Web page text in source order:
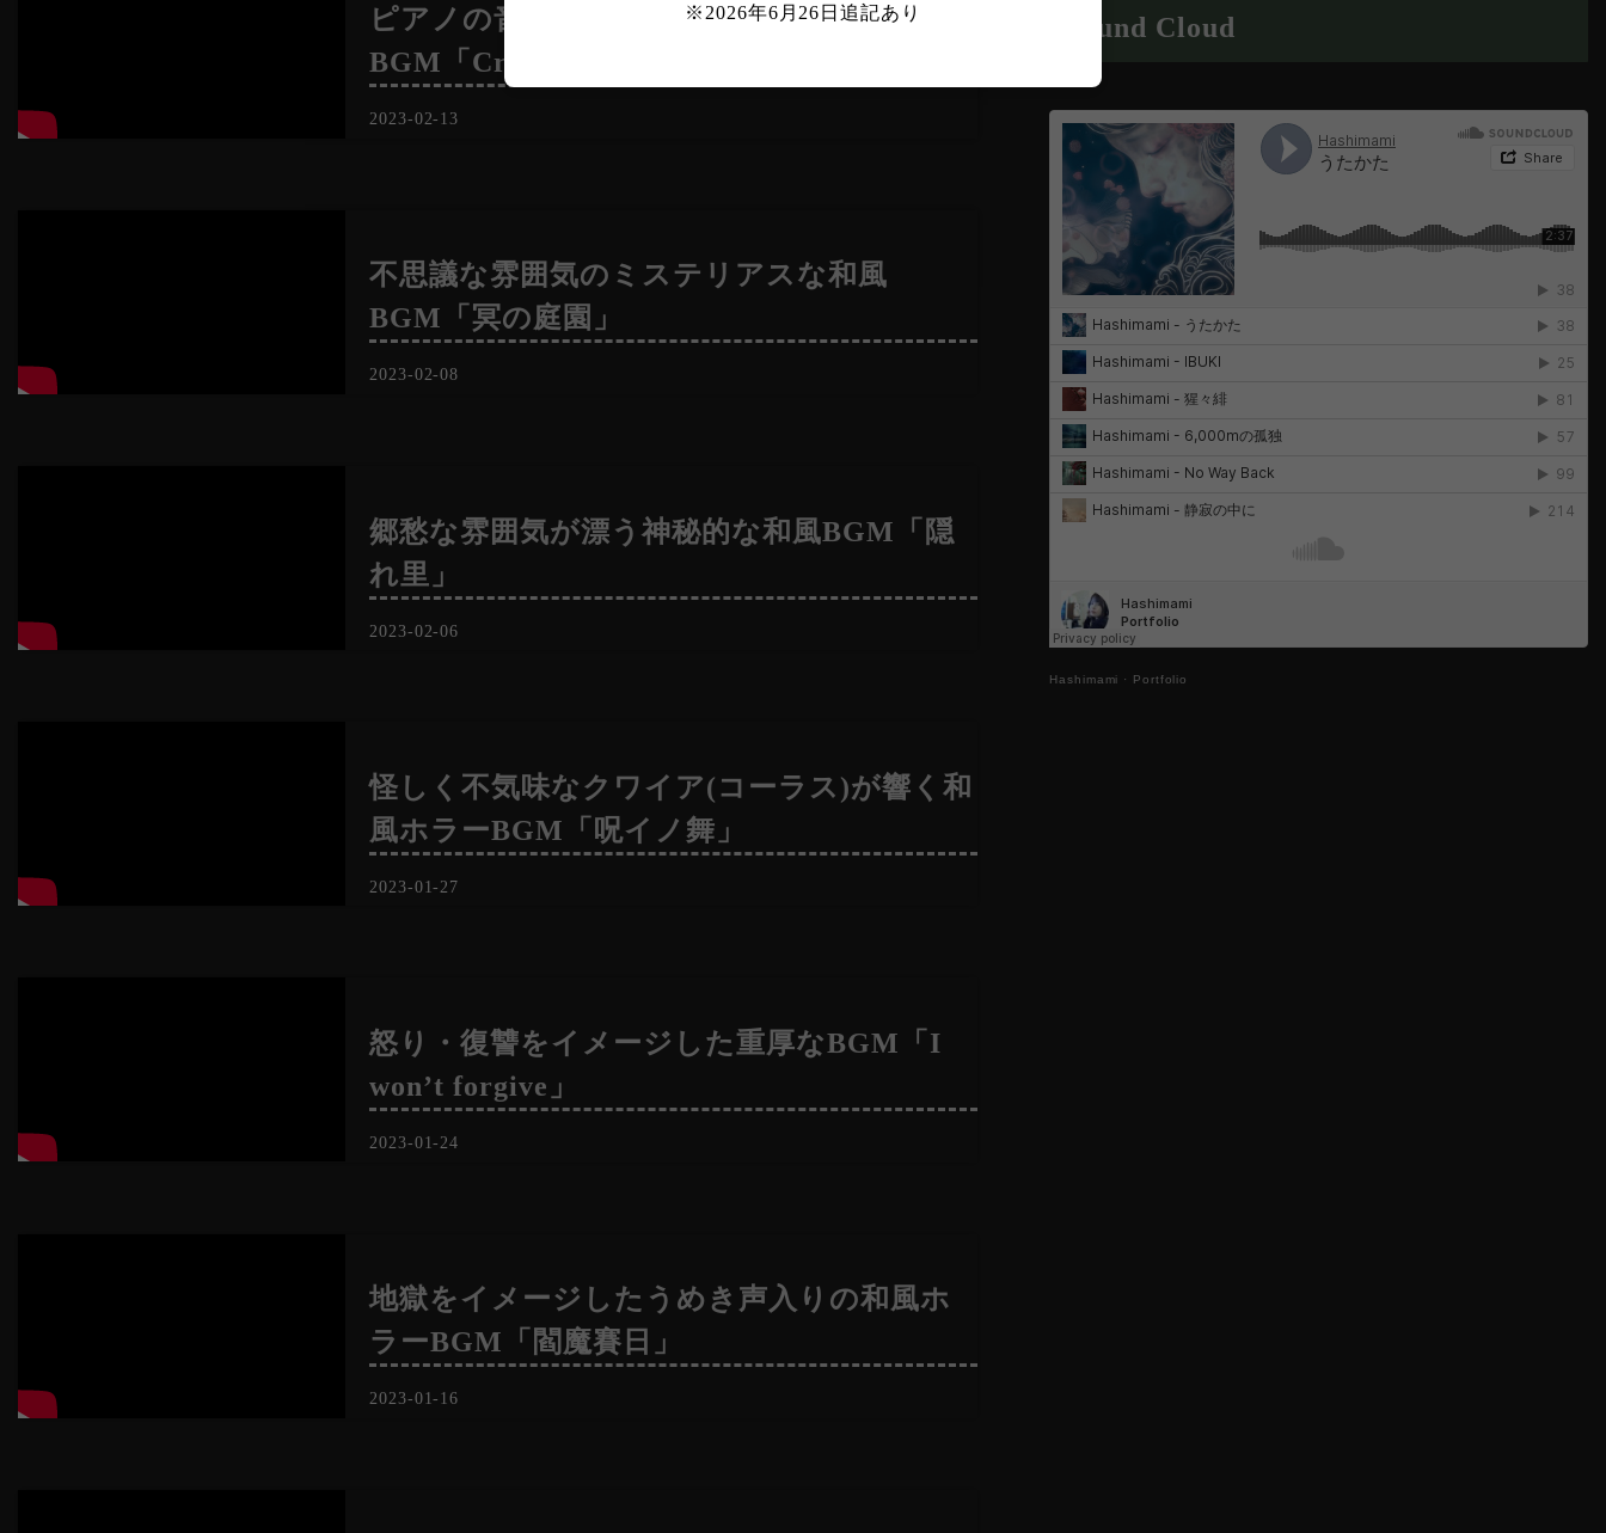
ピアノの音が不安を煽る緊迫したホラー
BGM「Creeping shadow」
2023-02-13
不思議な雰囲気のミステリアスな和風
BGM「冥の庭園」
2023-02-08
郷愁な雰囲気が漂う神秘的な和風BGM「隠
れ里」
2023-02-06
怪しく不気味なクワイア(コーラス)が響く和
風ホラーBGM「呪イノ舞」
2023-01-27
怒り・復讐をイメージした重厚なBGM「I
won’t forgive」
2023-01-24
地獄をイメージしたうめき声入りの和風ホ
ラーBGM「閻魔賽日」
2023-01-16
Sound Cloud
Hashimami · Portfolio
※2026年6月26日追記あり